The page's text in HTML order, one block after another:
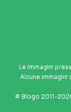
Le immagini
Alcune immagini
© Blogo 2011-